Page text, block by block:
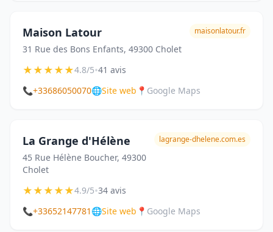
Maison Latour
31 Rue des Bons Enfants, 49300 Cholet
maisonlatour.fr
★★★★★4.8/5•41 avis
📞+33686050070🌐Site web 📍 Google Maps
La Grange d'Hélène
45 Rue Hélène Boucher, 49300
Cholet
lagrange-dhelene.com.es
★★★★★4.9/5•34 avis
📞+33652147781 🌐Site web 📍 Google Maps